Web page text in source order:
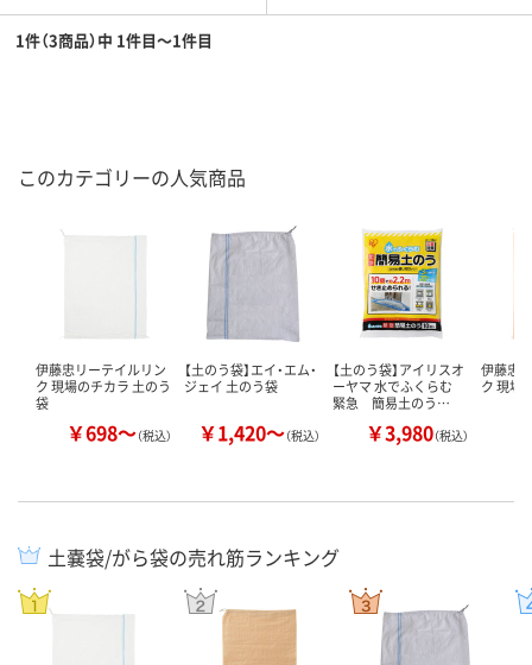
1件（3商品）中 1件目～1件目
このカテゴリーの人気商品
伊藤忠リーテイルリン
ク 現場のチカラ 土のう
袋
￥698～（税込）
【土のう袋】エイ・エム・
ジェイ 土のう袋
￥1,420～（税込）
【土のう袋】アイリスオ
ーヤマ 水でふくらむ
緊急 簡易土のう…
￥3,980（税込）
伊藤忠
ク 現場
土嚢袋/がら袋の売れ筋ランキング